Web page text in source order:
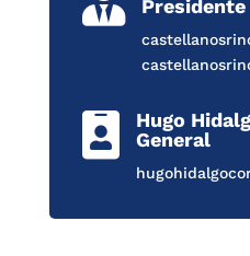
Presidente

Hugo
General